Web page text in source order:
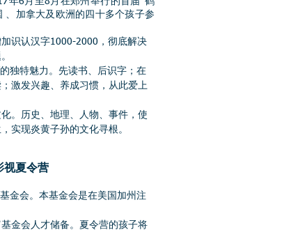
、加拿大及欧洲的四十多个孩子参
识认汉字1000-2000，彻底解决
独特魅力。先读书、后识字；在
激发兴趣、养成习惯，从此爱上
。历史、地理、人物、事件，使
实现炎黄子孙的文化寻根。
视夏令营
金会。本基金会是在美国加州注
金会人才储备。夏令营的孩子将